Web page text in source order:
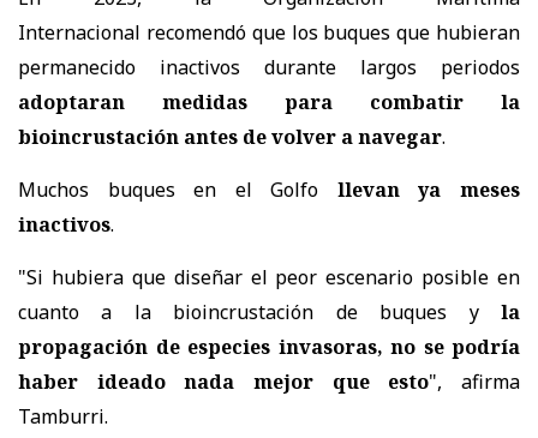
Internacional recomendó que los buques que hubieran
permanecido inactivos durante largos periodos
adoptaran medidas para combatir la
bioincrustación antes de volver a navegar.
Muchos buques en el Golfo llevan ya meses
inactivos.
"Si hubiera que diseñar el peor escenario posible en
cuanto a la bioincrustación de buques y la
propagación de especies invasoras, no se podría
haber ideado nada mejor que esto", afirma
Tamburri.